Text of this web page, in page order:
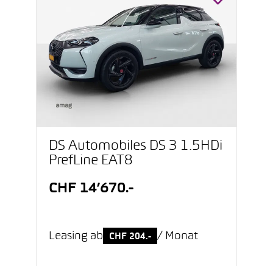
DS Automobiles DS 3 1.5HDi
PrefLine EAT8
CHF 14’670.-
Leasing ab CHF 204.- / Monat